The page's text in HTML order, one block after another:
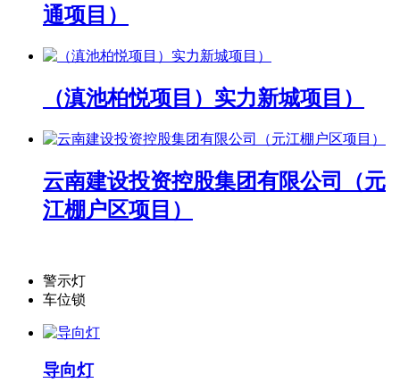
通项目）
（滇池柏悦项目）实力新城项目）
云南建设投资控股集团有限公司（元
江棚户区项目）
警示灯
车位锁
导向灯